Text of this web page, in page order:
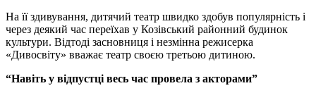
На її здивування, дитячий театр швидко здобув популярність і
через деякий час переїхав у Козівський районний будинок
культури. Відтоді засновниця і незмінна режисерка
«Дивосвіту» вважає театр своєю третьою дитиною.
“Навіть у відпустці весь час провела з акторами”